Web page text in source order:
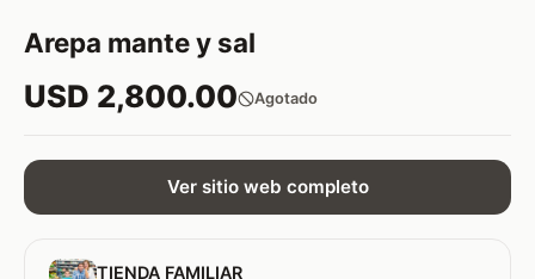
Arepa mante y sal
USD 2,800.00 Agotado
Ver sitio web completo
TIENDA FAMILIAR